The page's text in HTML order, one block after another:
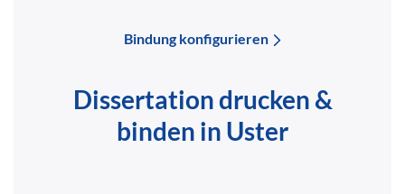
Bindung konfigurieren
Dissertation drucken &
binden in Uster